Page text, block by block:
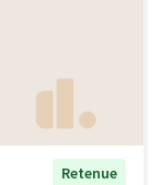
Retenue